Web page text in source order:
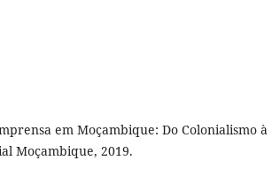
em Moçambique: Do Colonialismo à
Moçambique, 2019.